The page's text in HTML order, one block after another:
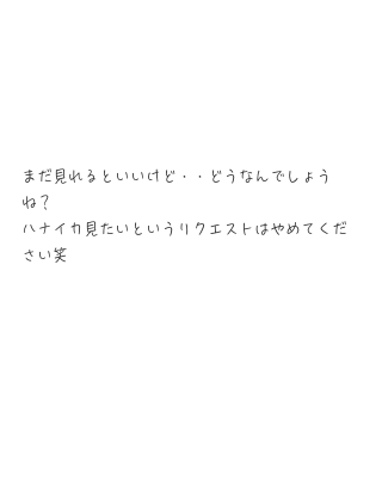
まだ見れるといいけど・・どうなんでしょう
ね？
ハナイカ見たいというリクエストはやめてくだ
さい笑